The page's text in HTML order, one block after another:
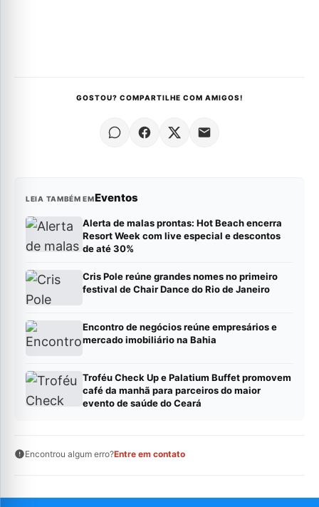
GOSTOU? COMPARTILHE COM AMIGOS!
LEIA TAMBÉM EMEventos
Alerta de malas prontas: Hot Beach encerra
Resort Week com live especial e descontos
de até 30%
Cris Pole reúne grandes nomes no primeiro
festival de Chair Dance do Rio de Janeiro
Encontro de negócios reúne empresários e
mercado imobiliário na Bahia
Troféu Check Up e Palatium Buffet promovem
café da manhã para parceiros do maior
evento de saúde do Ceará
Encontrou algum erro?Entre em contato